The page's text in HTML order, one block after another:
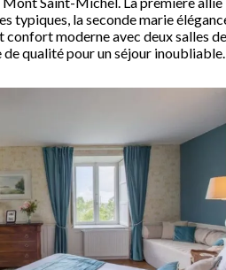
typiques, la seconde marie
confort moderne avec deux salles de
qualité pour un séjour inoubliable.